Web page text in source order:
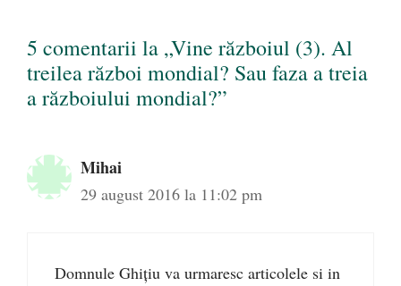
5 comentarii la „Vine războiul (3). Al
treilea război mondial? Sau faza a treia
a războiului mondial?”
Mihai
29 august 2016 la 11:02 pm
Domnule Ghițiu va urmaresc articolele si in